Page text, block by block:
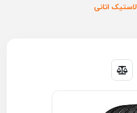
لاستیک اتانی